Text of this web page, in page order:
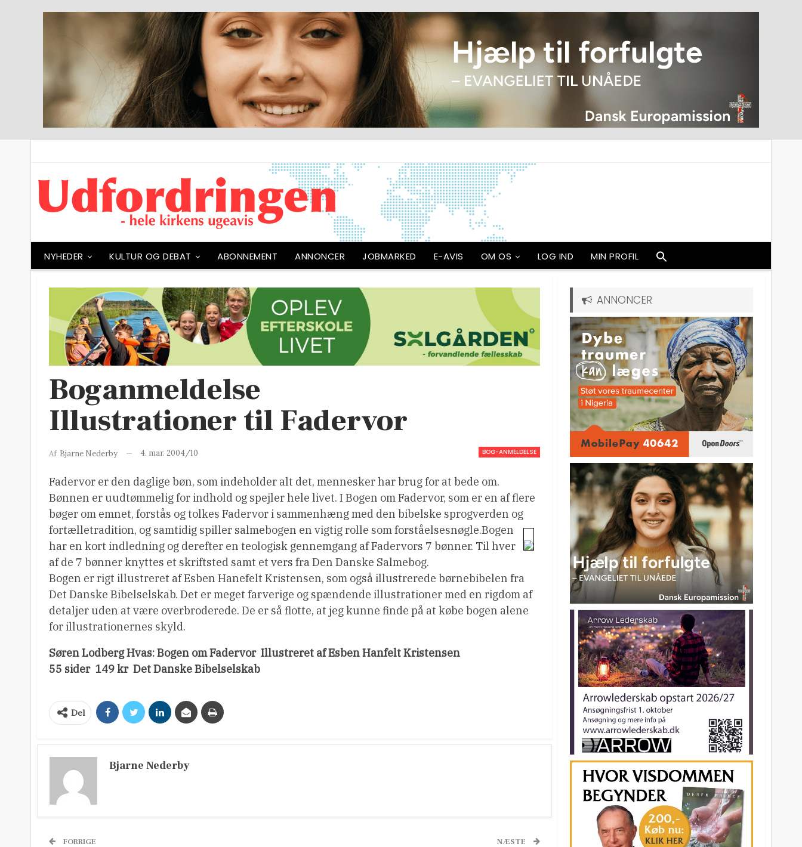
NYHEDER KULTUR OG DEBAT ABONNEMENT ANNONCER JOBMARKED E-AVIS OM OS LOG IND MIN PROFIL
Boganmeldelse
Illustrationer til Fadervor
BOG-ANMELDELSE
Af Bjarne Nederby 4. mar. 2004/10
Fadervor er den daglige bøn, som indeholder alt det, mennesker har brug for at bede om.
Bønnen er uudtømmelig for indhold og spejler hele livet. I Bogen om Fadervor, som er en af flere
bøger om emnet, forstås og tolkes Fadervor i sammenhæng med den bibelske sprogverden og
fortælletradition, og samtidig spiller salmebogen en vigtig rolle som forståelsesnøgle.Bogen
har en kort indledning og derefter en teologisk gennemgang af Fadervors 7 bønner. Til hver
af de 7 bønner knyttes et skriftsted samt et vers fra Den Danske Salmebog.
Bogen er rigt illustreret af Esben Hanefelt Kristensen, som også illustrerede børnebibelen fra
Det Danske Bibelselskab. Det er meget farverige og spændende illustrationer med en rigdom af
detaljer uden at være overbroderede. De er så flotte, at jeg kunne finde på at købe bogen alene
for illustrationernes skyld.
Søren Lodberg Hvas: Bogen om Fadervor  Illustreret af Esben Hanfelt Kristensen
55 sider  149 kr  Det Danske Bibelselskab
Del
Bjarne Nederby
FORRIGE NÆSTE
ANNONCER